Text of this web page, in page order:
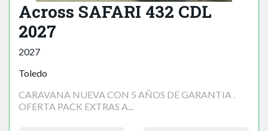
Across SAFARI 432 CDL
2027
2027
Toledo
CARAVANA NUEVA CON 5 AÑOS DE GARANTIA .
OFERTA PACK EXTRAS A...